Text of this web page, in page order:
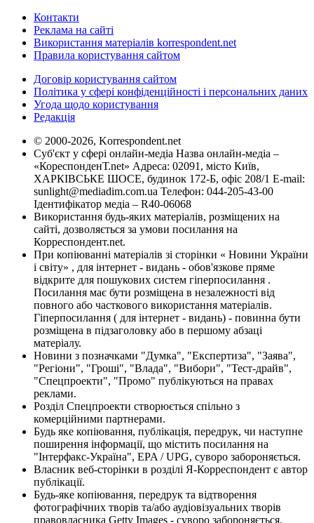
Контакти
Реклама на сайті
Використання матеріалів korrespondent.net
Правила користування сайтом
Договір користування сайтом
Політика у сфері конфіденційності і персональних даних
Угода щодо користування
Редакція
© 2000-2026, Korrespondent.net
Суб'єкт у сфері онлайн-медіа Назва онлайн-медіа –
«КореспонденТ.net» Адреса: 02091, місто Київ,
ХАРКІВСЬКЕ ШОСЕ, будинок 172-Б, офіс 208/1 E-mail:
sunlight@mediadim.com.ua Телефон: 044-205-43-00
Ідентифікатор медіа – R40-06068
Використання будь-яких матеріалів, розміщених на
сайті, дозволяється за умови посилання на
Корреспондент.net.
При копіюванні матеріалів зі сторінки « Новини України
і світу» , для інтернет - видань - обов'язкове пряме
відкрите для пошукових систем гіперпосилання .
Посилання має бути розміщена в незалежності від
повного або часткового використання матеріалів.
Гіперпосилання ( для інтернет - видань) - повинна бути
розміщена в підзаголовку або в першому абзаці
матеріалу.
Новини з позначками "Думка", "Експертиза", "Заява",
"Регіони", "Гроші", "Влада", "Вибори", "Тест-драйв",
"Спецпроекти", "Промо" публікуються на правах
реклами.
Розділ Спецпроекти створюється спільно з
комерційними партнерами.
Будь яке копіювання, публікація, передрук, чи наступне
поширення інформації, що містить посилання на
"Інтерфакс-Україна", EPA / UPG, суворо забороняється.
Власник веб-сторінки в розділі Я-Корреспондент є автор
публікації.
Будь-яке копіювання, передрук та відтворення
фотографічних творів та/або аудіовізуальних творів
правовласника Getty Images - суворо забороняється.